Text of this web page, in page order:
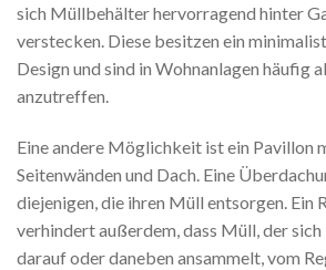
sich Müllbehälter hervorragend hinter
verstecken. Diese besitzen ein
Design und sind in Wohnanlagen häufig
anzutreffen.
Eine andere Möglichkeit ist ein Pavillon
Seitenwänden und Dach. Eine
diejenigen, die ihren Müll entsorgen. Ein
verhindert außerdem, dass Müll, der sich
darauf oder daneben ansammelt, vom